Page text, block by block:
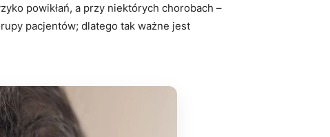
powikłań, a przy niektórych chorobach –
pacjentów; dlatego tak ważne jest